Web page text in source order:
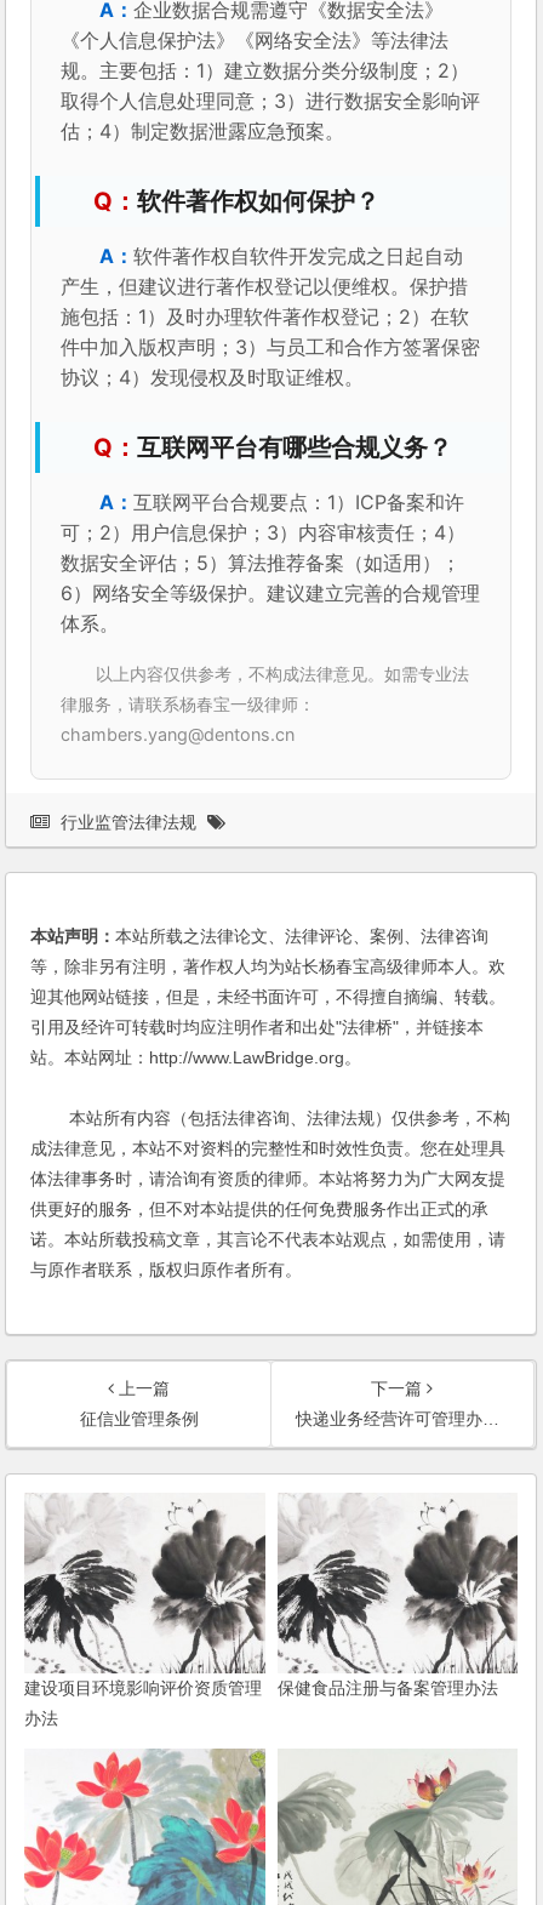
企业数据合规需遵守《数据安全法》
《个人信息保护法》《网络安全法》等法律法
规。主要包括：1）建立数据分类分级制度；2）
取得个人信息处理同意；3）进行数据安全影响评
估；4）制定数据泄露应急预案。
软件著作权如何保护？
软件著作权自软件开发完成之日起自动
产生，但建议进行著作权登记以便维权。保护措
施包括：1）及时办理软件著作权登记；2）在软
件中加入版权声明；3）与员工和合作方签署保密
协议；4）发现侵权及时取证维权。
互联网平台有哪些合规义务？
互联网平台合规要点：1）ICP备案和许
可；2）用户信息保护；3）内容审核责任；4）
数据安全评估；5）算法推荐备案（如适用）；
6）网络安全等级保护。建议建立完善的合规管理
体系。
以上内容仅供参考，不构成法律意见。如需专业法
律服务，请联系杨春宝一级律师：
chambers.yang@dentons.cn
行业监管法律法规
本站声明：本站所载之法律论文、法律评论、案例、法律咨询
等，除非另有注明，著作权人均为站长杨春宝高级律师本人。欢
迎其他网站链接，但是，未经书面许可，不得擅自摘编、转载。
引用及经许可转载时均应注明作者和出处"法律桥"，并链接本
站。本站网址：http://www.LawBridge.org。
本站所有内容（包括法律咨询、法律法规）仅供参考，不构
成法律意见，本站不对资料的完整性和时效性负责。您在处理具
体法律事务时，请洽询有资质的律师。本站将努力为广大网友提
供更好的服务，但不对本站提供的任何免费服务作出正式的承
诺。本站所载投稿文章，其言论不代表本站观点，如需使用，请
与原作者联系，版权归原作者所有。
上一篇
征信业管理条例
下一篇
快递业务经营许可管理办法（第4号令）
建设项目环境影响评价资质管理
办法
保健食品注册与备案管理办法